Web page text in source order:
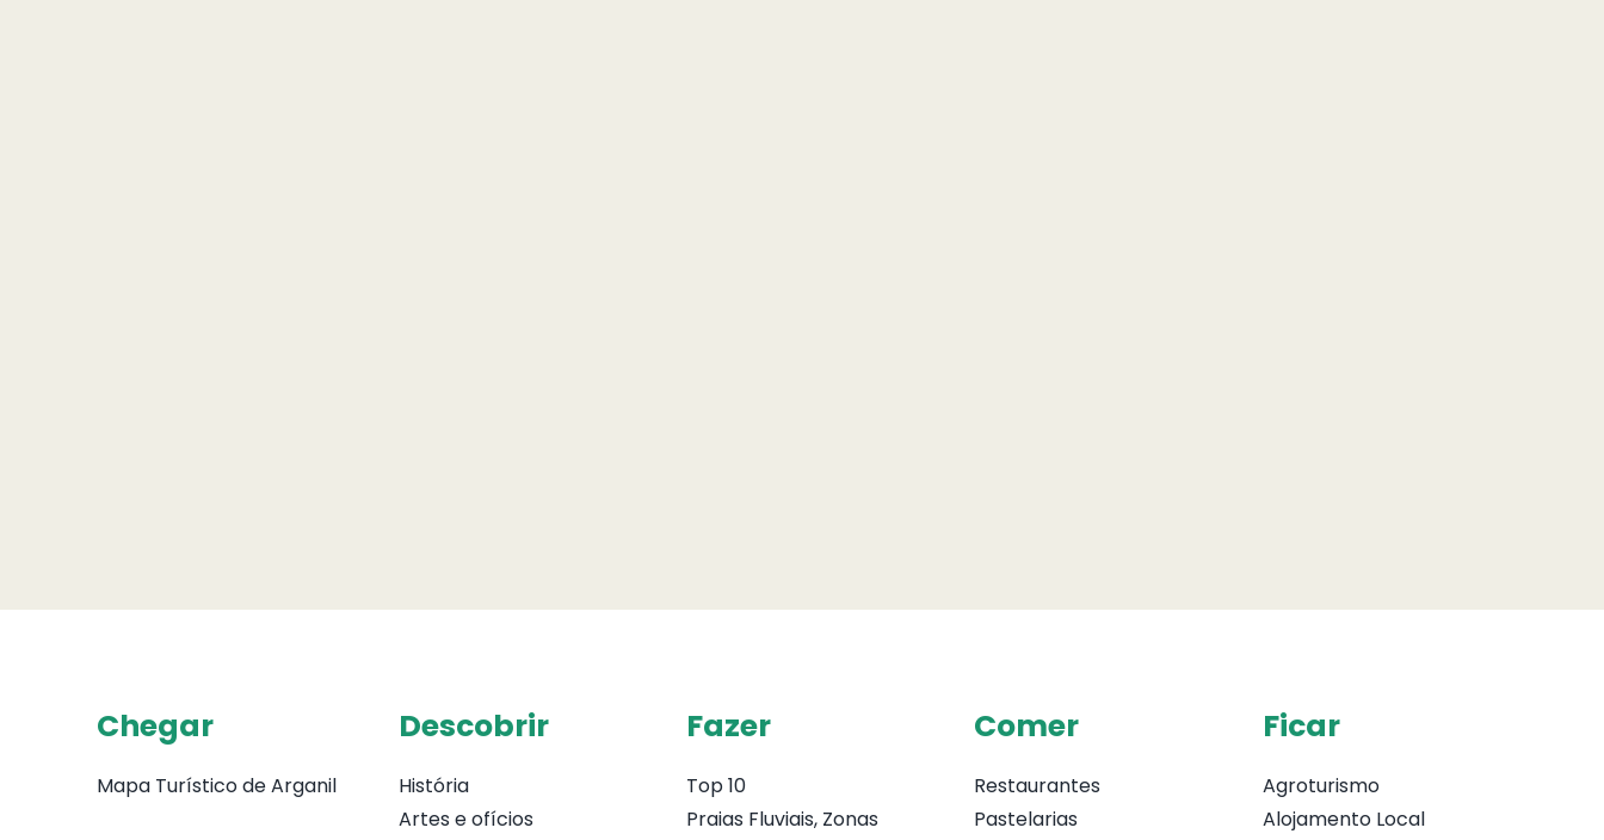
Chegar
Mapa Turístico de Arganil
Descobrir
História
Artes e ofícios
Fazer
Top 10
Praias Fluviais, Zonas
Comer
Restaurantes
Pastelarias
Ficar
Agroturismo
Alojamento Local